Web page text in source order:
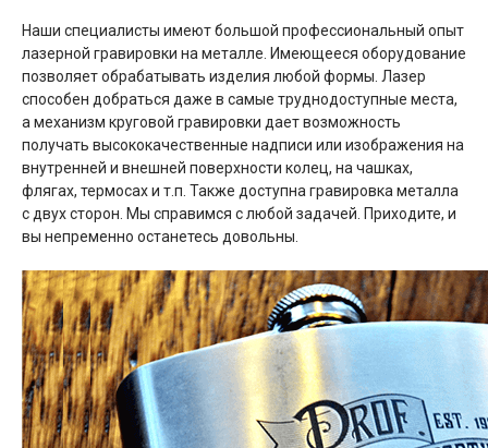
Наши специалисты имеют большой профессиональный опыт
лазерной гравировки на металле. Имеющееся оборудование
позволяет обрабатывать изделия любой формы. Лазер
способен добраться даже в самые труднодоступные места,
а механизм круговой гравировки дает возможность
получать высококачественные надписи или изображения на
внутренней и внешней поверхности колец, на чашках,
флягах, термосах и т.п. Также доступна гравировка металла
с двух сторон. Мы справимся с любой задачей. Приходите, и
вы непременно останетесь довольны.